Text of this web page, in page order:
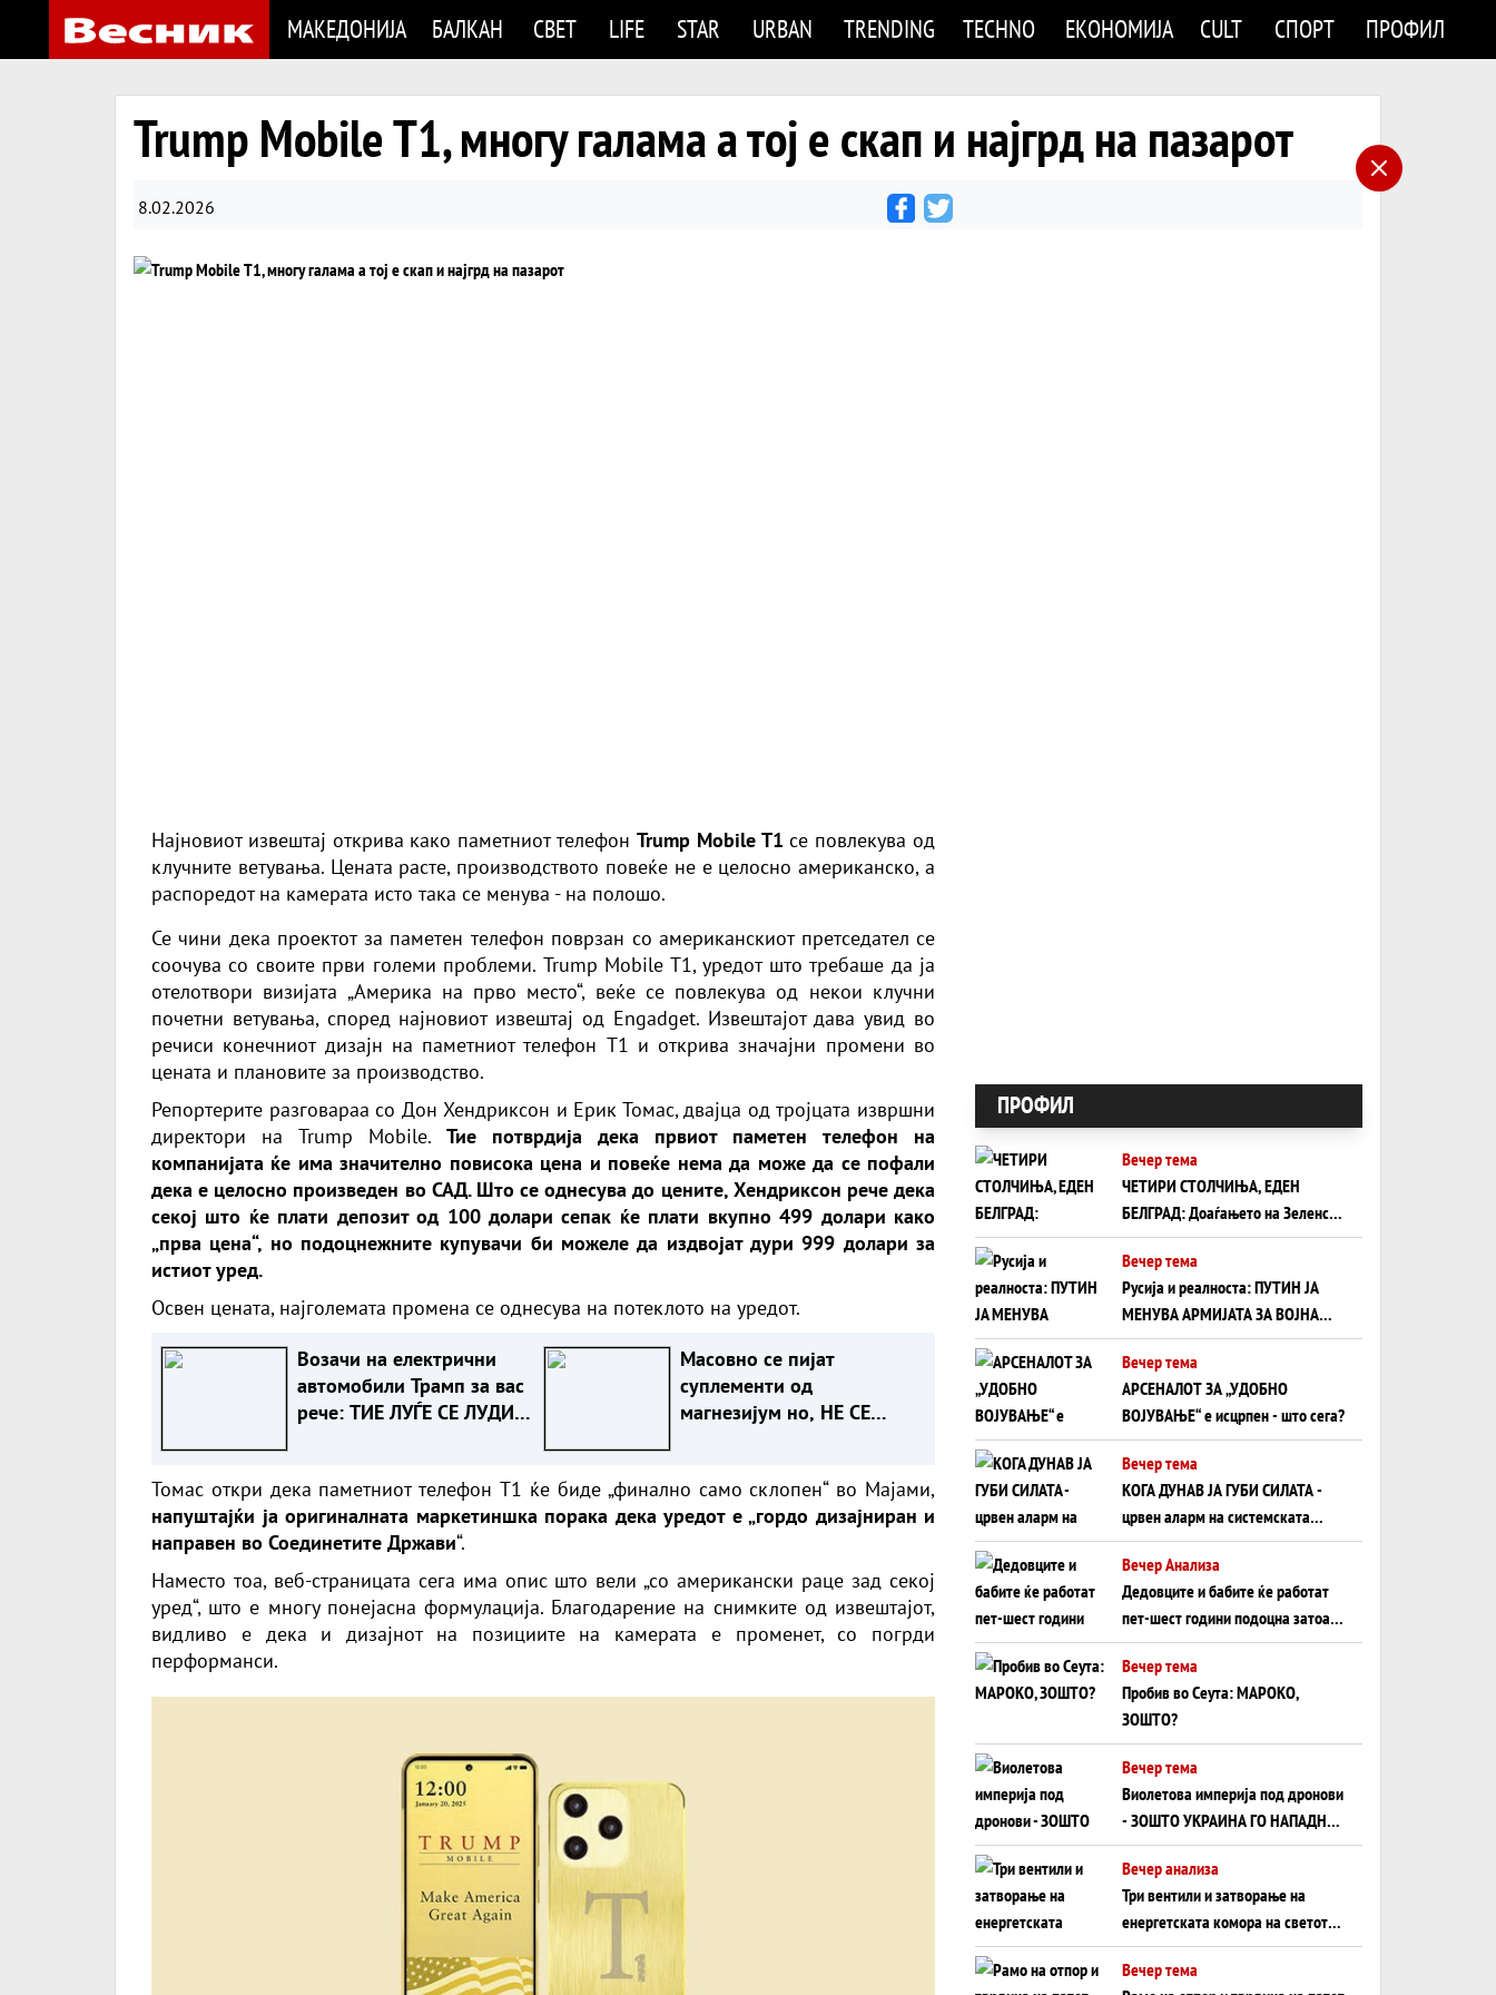
МАКЕДОНИЈА БАЛКАН СВЕТ LIFE STAR URBAN TRENDING TECHNO ЕКОНОМИЈА CULT СПОРТ ПРОФИЛ
Trump Mobile T1, многу галама а тој е скап и најгрд на пазарот
8.02.2026
Најновиот извештај открива како паметниот телефон Trump Mobile T1се повлекува од
клучните ветувања. Цената расте, производството повеќе не е целосно американско, а
распоредот на камерата исто така се менува - на полошо.
Се чини дека проектот за паметен телефон поврзан со американскиот претседател се
соочува со своите први големи проблеми. Trump Mobile T1, уредот што требаше да ја
отелотвори визијата „Америка на прво место“, веќе се повлекува од некои клучни
почетни ветувања, според најновиот извештај од Engadget. Извештајот дава увид во
речиси конечниот дизајн на паметниот телефон T1 и открива значајни промени во
цената и плановите за производство.
Репортерите разговараа со Дон Хендриксон и Ерик Томас, двајца од тројцата извршни
директори на Trump Mobile. Тие потврдија дека првиот паметен телефон на
компанијата ќе има значително повисока цена и повеќе нема да може да се пофали
дека е целосно произведен во САД. Што се однесува до цените, Хендриксон рече дека
секој што ќе плати депозит од 100 долари сепак ќе плати вкупно 499 долари како
„прва цена“, но подоцнежните купувачи би можеле да издвојат дури 999 долари за
истиот уред.
Освен цената, најголемата промена се однесува на потеклото на уредот.
Возачи на електрични
автомобили Трамп за вас
рече: ТИЕ ЛУЃЕ СЕ ЛУДИ!
Масовно се пијат
суплементи од
магнезијум но, НЕ СЕ
Томас откри дека паметниот телефон T1 ќе биде „финално само склопен“ во Мајами,
напуштајќи ја оригиналната маркетиншка порака дека уредот е „гордо дизајниран и
направен во Соединетите Држави“.
Наместо тоа, веб-страницата сега има опис што вели „со американски раце зад секој
уред“, што е многу понејасна формулација. Благодарение на снимките од извештајот,
видливо е дека и дизајнот на позициите на камерата е променет, со погрди
перформанси.
ПРОФИЛ
Вечер тема
ЧЕТИРИ СТОЛЧИЊА, ЕДЕН
БЕЛГРАД: Доаѓањето на Зеленски
ги открива тајните на политиката
на балансирање на Вучиќ
Вечер тема
Русија и реалноста: ПУТИН ЈА
МЕНУВА АРМИЈАТА ЗА ВОЈНА
ШТО ОСТАНУВА БЕЗ ФРОНТ
Вечер тема
АРСЕНАЛОТ ЗА „УДОБНО
ВОЈУВАЊЕ“ е исцрпен - што сега?
Вечер тема
КОГА ДУНАВ ЈА ГУБИ СИЛАТА -
црвен аларм на системската
плоча од јужна Германија до
Црното Море...
Вечер Анализа
Дедовците и бабите ќе работат
пет-шест години подоцна затоа
што НЕМААТ ВНУЦИ ДА ГИ
ЗАМЕНАТ
Вечер тема
Пробив во Сеута: МАРОКО,
ЗОШТО?
Вечер тема
Виолетова империја под дронови
- ЗОШТО УКРАИНА ГО НАПАДНА
РУСКИОТ WILDBERRIES
Вечер анализа
Три вентили и затворање на
енергетската комора на светот:
Нападот во Суец најавува
глобален енергетски инфаркт?
Вечер тема